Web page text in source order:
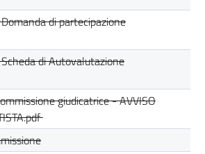
di partecipazione
di Autovalutazione
giudicatrice - AVVISO